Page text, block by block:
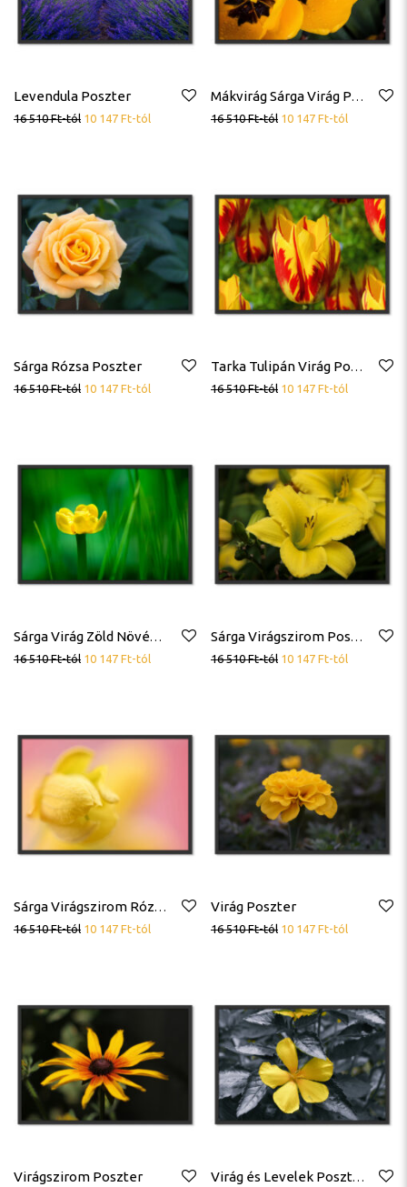
Levendula Poszter
16 510Ft-tól 10 147 Ft-tól
Mákvirág Sárga Virág Poszter
16 510Ft-tól 10 147 Ft-tól
Sárga Rózsa Poszter
16 510Ft-tól 10 147 Ft-tól
Tarka Tulipán Virág Poszter
16 510Ft-tól 10 147 Ft-tól
Sárga Virág Zöld Növények Poszter
16 510Ft-tól 10 147 Ft-tól
Sárga Virágszirom Poszter
16 510Ft-tól 10 147 Ft-tól
Sárga Virágszirom Rózsaszín Poszter
16 510Ft-tól 10 147 Ft-tól
Virág Poszter
16 510Ft-tól 10 147 Ft-tól
Virágszirom Poszter Virág és Levelek Poszter